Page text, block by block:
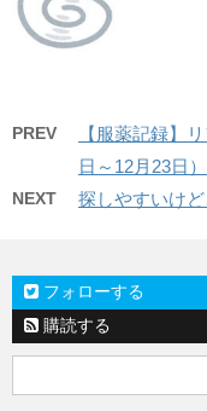
PREV
【服薬記録】
日～12月23日）
NEXT 探しやすいけ
フォローする
購読する